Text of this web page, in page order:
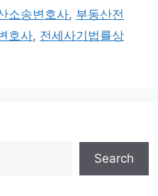
소송변호사, 부동산전
호사, 전세사기법률상
Search